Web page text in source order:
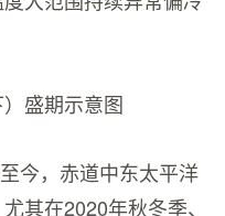
盛期示意图
今，赤道中东太平洋
其在2020年秋冬季、